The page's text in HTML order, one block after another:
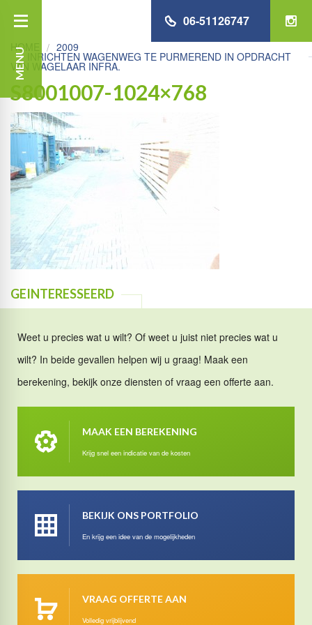
MENU
06-51126747
HOME 2009
INRICHTEN WAGENWEG TE PURMEREND IN OPDRACHT
VAN WAGELAAR INFRA.
S8001007-1024×768
GEINTERESSEERD
Weet u precies wat u wilt? Of weet u juist niet precies wat u
wilt? In beide gevallen helpen wij u graag! Maak een
berekening, bekijk onze diensten of vraag een offerte aan.
MAAK EEN BEREKENING
Krijg snel een indicatie van de kosten
BEKIJK ONS PORTFOLIO
En krijg een idee van de mogelijkheden
VRAAG OFFERTE AAN
Volledig vrijblijvend